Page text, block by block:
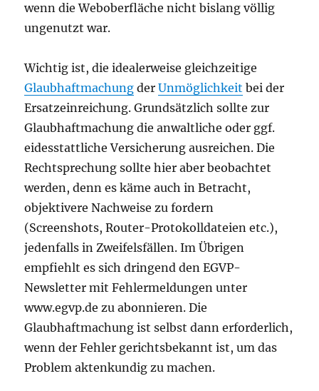
wenn die Weboberfläche nicht bislang völlig
ungenutzt war.
Wichtig ist, die idealerweise gleichzeitige
Glaubhaftmachung derUnmöglichkeit bei der
Ersatzeinreichung. Grundsätzlich sollte zur
Glaubhaftmachung die anwaltliche oder ggf.
eidesstattliche Versicherung ausreichen. Die
Rechtsprechung sollte hier aber beobachtet
werden, denn es käme auch in Betracht,
objektivere Nachweise zu fordern
(Screenshots, Router-Protokolldateien etc.),
jedenfalls in Zweifelsfällen. Im Übrigen
empfiehlt es sich dringend den EGVP-
Newsletter mit Fehlermeldungen unter
www.egvp.de zu abonnieren. Die
Glaubhaftmachung ist selbst dann erforderlich,
wenn der Fehler gerichtsbekannt ist, um das
Problem aktenkundig zu machen.